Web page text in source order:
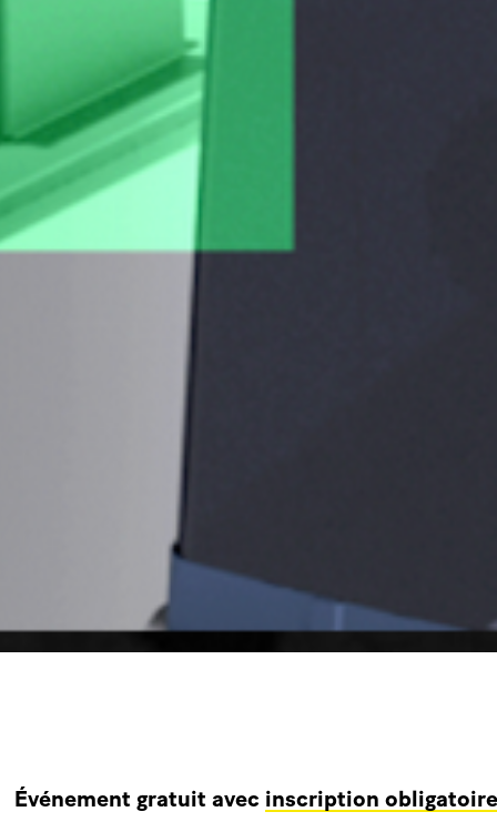
Événement gratuit avec inscription obligatoire